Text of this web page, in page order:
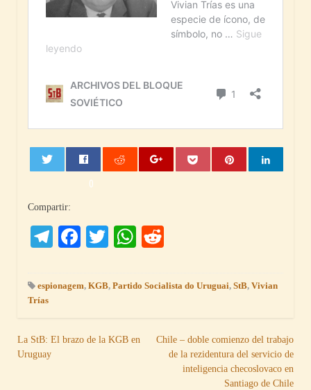
0
Compartir:
Telegram
Facebook
TwitterWhatsApp
espionagem, KGB, Partido Socialista do Uruguai, StB, Vivian
Trías
Navegación
La StB: El brazo de la KGB en
Uruguay
Chile – doble comienzo del trabajo
de la rezidentura del servicio de
inteligencia checoslovaco en
Santiago de Chile